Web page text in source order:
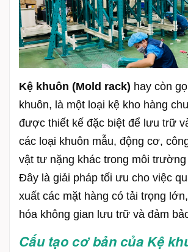
Kệ khuôn (Mold rack) hay còn
khuôn, là một loại kệ kho hàng
được thiết kế đặc biệt để lưu trữ
các loại khuôn mẫu, động cơ,
vật tư nặng khác trong môi
Đây là giải pháp tối ưu cho việc
xuất các mặt hàng có tải trọng
hóa không gian lưu trữ và đảm
Cấu tạo cơ bản của Kệ